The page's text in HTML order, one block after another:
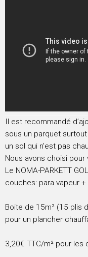
Il est recommandé
sous un parquet
un sol qui n’est pas
Nous avons choisi
Le NOMA-PARKETT
couches: para vapeur +
Boite de 15m² (15 plis
pour un plancher
3,20€ TTC/m² pour les